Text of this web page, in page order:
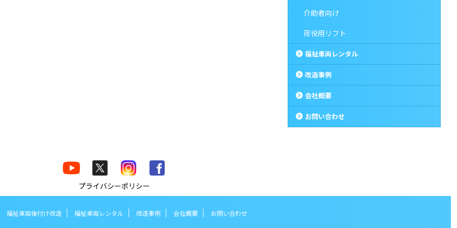
介助者向け
荷役用リフト
福祉車両レンタル
改造事例
会社概要
お問い合わせ
プライバシーポリシー
福祉車両後付け改造 福祉車両レンタル 改造事例 会社概要 お問い合わせ